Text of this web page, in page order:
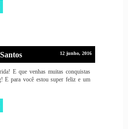
12 junho, 2016
E que venhas muitas conquistas
E para você estou super feliz e um